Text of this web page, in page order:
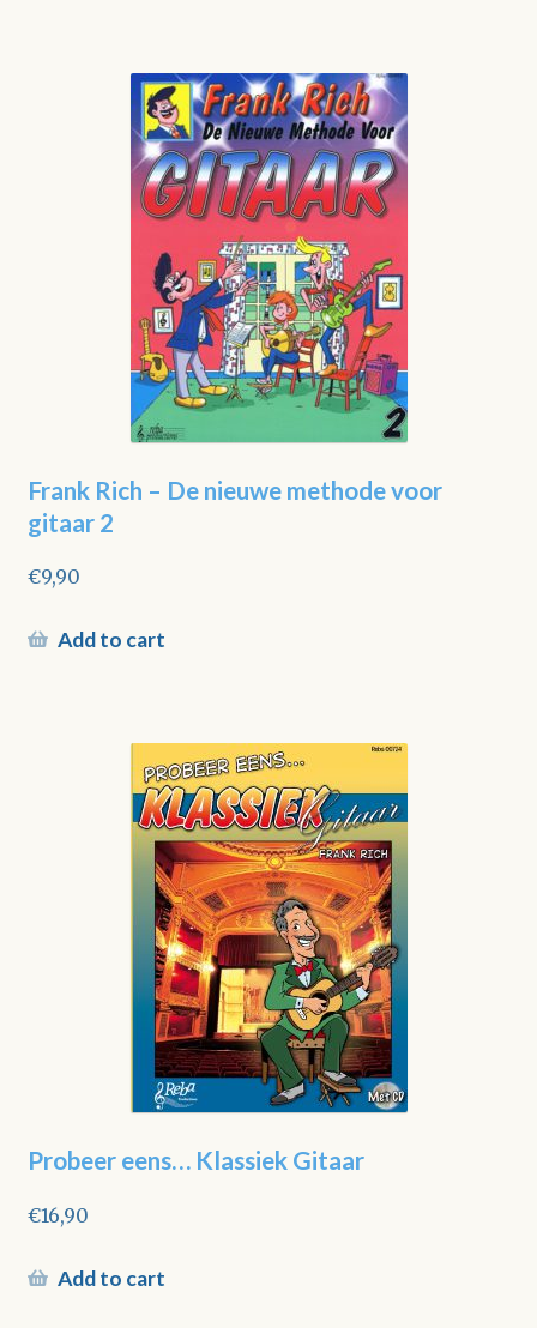
Frank Rich – De nieuwe methode voor
gitaar 2
€9,90
Add to cart
Probeer eens… Klassiek Gitaar
€16,90
Add to cart